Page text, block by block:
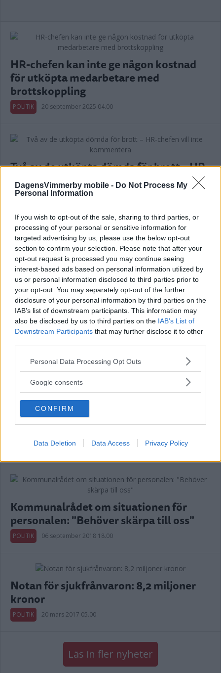
DagensVimmerby mobile - Do Not Process My
Personal Information
If you wish to opt-out of the sale, sharing to third parties, or
processing of your personal or sensitive information for
targeted advertising by us, please use the below opt-out
section to confirm your selection. Please note that after your
opt-out request is processed you may continue seeing
interest-based ads based on personal information utilized by
us or personal information disclosed to third parties prior to
your opt-out. You may separately opt-out of the further
disclosure of your personal information by third parties on the
IAB’s list of downstream participants. This information may
also be disclosed by us to third parties on the IAB’s List of
Downstream Participants that may further disclose it to other
Please note that this website/app uses one or more Google
not limited to your visit or usage behaviour. You may click to
use your data for below specified purposes in below Google
consent section.
Personal Data Processing Opt Outs
Google consents
CONFIRM
Data Deletion Data Access Privacy Policy
HR-chefen kan inte ge någon kostnad
för utköpta medarbetare med
brottskoppling
POLITIK 20 september 2025 04.00
Två av de utköpta dömda för brott – HR-
chefen vill inte kommentera
NYHETER 30 november 2024 19.00
Annons:
HR-chefen flaggar för fler anställda –
för att avdelningen ska klara sina
uppdrag
NYHETER 25 november 2019 05.00
Projekt sätts in för att minska
sjukfrånvaron i Vimmerby
NYHETER 29 oktober 2018 05.00
Kommunalrådet om situationen för
personalen: "Behöver skärpa till oss"
POLITIK 06 september 2018 18.00
Notan för sjukfrånvaron: 8,2 miljoner
kronor
POLITIK 20 mars 2017 05.00
Läs in fler nyheter